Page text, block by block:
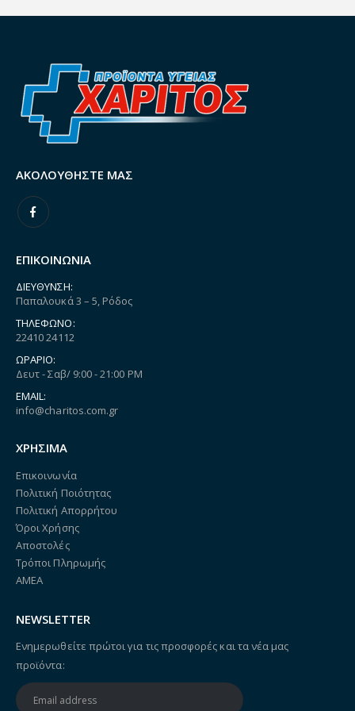
ΑΚΟΛΟΥΘΉΣΤΕ ΜΑΣ
ΕΠΙΚΟΙΝΩΝΙΑ
ΔΙΕΎΘΥΝΣΗ:
Παπαλουκά 3 – 5, Ρόδος
ΤΗΛΈΦΩΝΟ:
22410 24112
ΩΡΆΡΙΟ:
Δευτ - Σαβ/ 9:00 - 21:00 PM
EMAIL:
info@charitos.com.gr
ΧΡΗΣΙΜΑ
Επικοινωνία
Πολιτική Ποιότητας
Πολιτική Απορρήτου
Όροι Χρήσης
Αποστολές
Τρόποι Πληρωμής
ΑΜΕΑ
NEWSLETTER
Ενημερωθείτε πρώτοι για τις προσφορές και τα νέα μας
προϊόντα: